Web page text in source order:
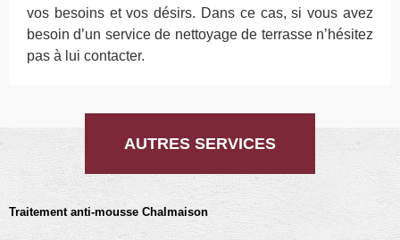
vos besoins et vos désirs. Dans ce cas, si vous avez
besoin d’un service de nettoyage de terrasse n’hésitez
pas à lui contacter.
AUTRES SERVICES
Traitement anti-mousse Chalmaison